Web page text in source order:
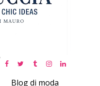
Blog di moda